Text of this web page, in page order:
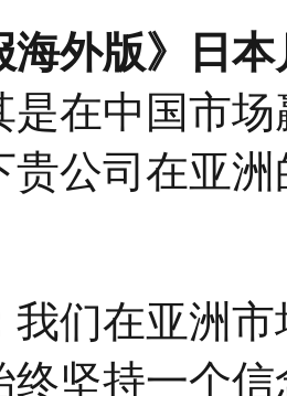
海外版》日
是在中国市
贵公司在亚
我们在亚洲
终坚持一个